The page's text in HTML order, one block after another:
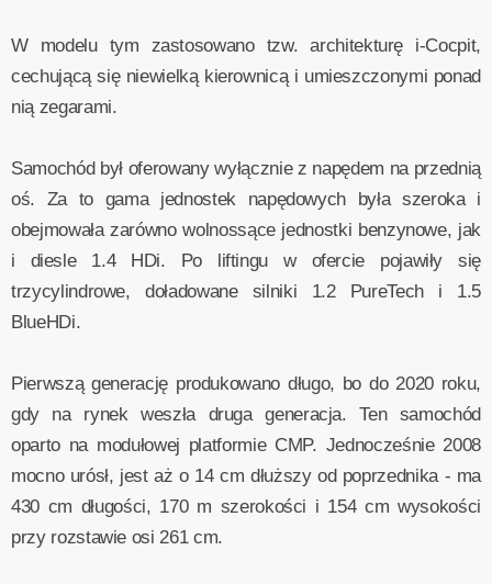
W modelu tym zastosowano tzw. architekturę i-Cocpit,
cechującą się niewielką kierownicą i umieszczonymi ponad
nią zegarami.
Samochód był oferowany wyłącznie z napędem na przednią
oś. Za to gama jednostek napędowych była szeroka i
obejmowała zarówno wolnossące jednostki benzynowe, jak
i diesle 1.4 HDi. Po liftingu w ofercie pojawiły się
trzycylindrowe, doładowane silniki 1.2 PureTech i 1.5
BlueHDi.
Pierwszą generację produkowano długo, bo do 2020 roku,
gdy na rynek weszła druga generacja. Ten samochód
oparto na modułowej platformie CMP. Jednocześnie 2008
mocno urósł, jest aż o 14 cm dłuższy od poprzednika - ma
430 cm długości, 170 m szerokości i 154 cm wysokości
przy rozstawie osi 261 cm.